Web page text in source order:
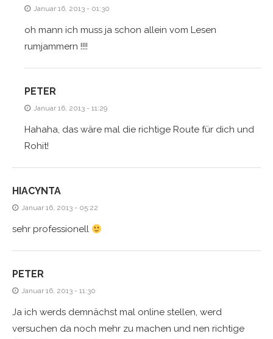
Januar 16, 2013 - 01:30
oh mann ich muss ja schon allein vom Lesen
rumjammern !!!!
PETER
Januar 16, 2013 - 11:29
Hahaha, das wäre mal die richtige Route für dich und
Rohit!
HIACYNTA
Januar 16, 2013 - 05:22
sehr professionell
PETER
Januar 16, 2013 - 11:30
Ja ich werds demnächst mal online stellen, werd
versuchen da noch mehr zu machen und nen richtige